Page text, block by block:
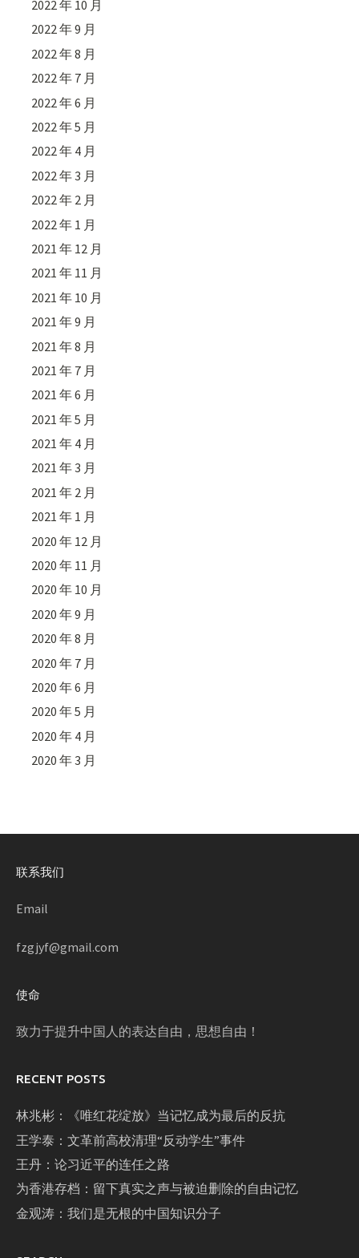
2022 年 10 月
2022 年 9 月
2022 年 8 月
2022 年 7 月
2022 年 6 月
2022 年 5 月
2022 年 4 月
2022 年 3 月
2022 年 2 月
2022 年 1 月
2021 年 12 月
2021 年 11 月
2021 年 10 月
2021 年 9 月
2021 年 8 月
2021 年 7 月
2021 年 6 月
2021 年 5 月
2021 年 4 月
2021 年 3 月
2021 年 2 月
2021 年 1 月
2020 年 12 月
2020 年 11 月
2020 年 10 月
2020 年 9 月
2020 年 8 月
2020 年 7 月
2020 年 6 月
2020 年 5 月
2020 年 4 月
2020 年 3 月
联系我们
Email
fzgjyf@gmail.com
使命
致力于提升中国人的表达自由，思想自由！
RECENT POSTS
林兆彬：《唯红花绽放》当记忆成为最后的反抗
王学泰：文革前高校清理“反动学生”事件
王丹：论习近平的连任之路
为香港存档：留下真实之声与被迫删除的自由记忆
金观涛：我们是无根的中国知识分子